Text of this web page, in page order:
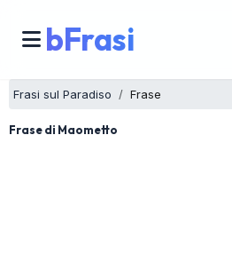
bFrasi
Frasi sul Paradiso Frase
Frase di Maometto